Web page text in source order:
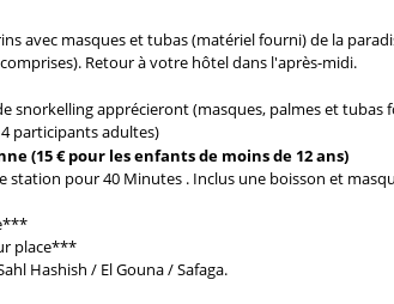
avec masques et tubas (matériel fourni) de la
Retour à votre hôtel dans l'après-midi.
snorkelling apprécieront (masques, palmes et tubas
participants adultes)
(15 € pour les enfants de moins de 12 ans)
pour 40 Minutes . Inclus une boisson et
place***
Hashish / El Gouna / Safaga.